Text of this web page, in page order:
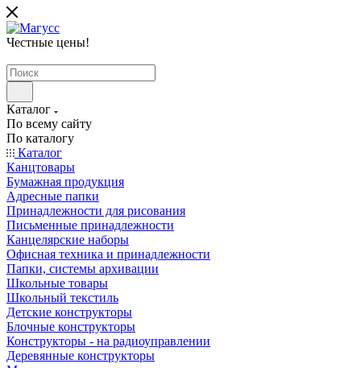
Честные цены!
Каталог
По всему сайту
По каталогу
Каталог
Канцтовары
Бумажная продукция
Адресные папки
Принадлежности для рисования
Письменные принадлежности
Канцелярские наборы
Офисная техника и принадлежности
Папки, системы архивации
Школьные товары
Школьный текстиль
Детские конструкторы
Блочные конструкторы
Конструкторы - на радиоуправлении
Деревянные конструкторы